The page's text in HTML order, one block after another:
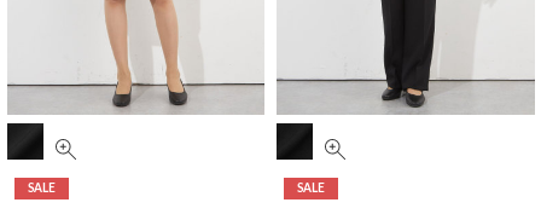
SALE SALE